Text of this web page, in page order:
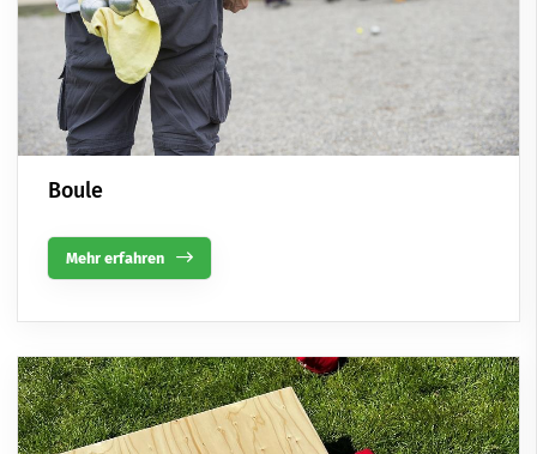
Boule
Mehr erfahren